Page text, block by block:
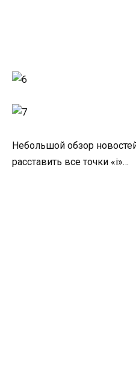
Небольшой обзор
расставить все точки «i»…